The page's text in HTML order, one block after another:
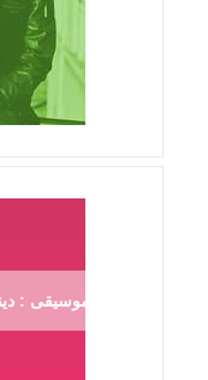
موسيقى :